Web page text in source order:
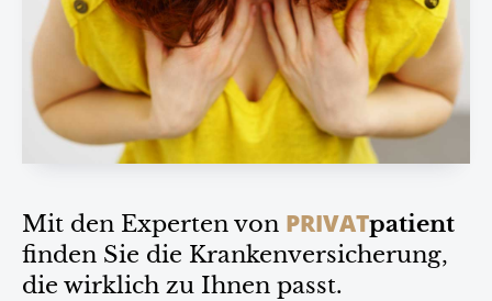
Mit den Experten von PRIVATpatient
finden Sie die Krankenversicherung,
die wirklich zu Ihnen passt.